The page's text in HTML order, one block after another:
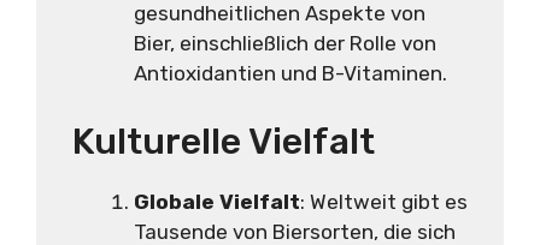
gesundheitlichen Aspekte von
Bier, einschließlich der Rolle von
Antioxidantien und B-Vitaminen.
Kulturelle Vielfalt
Globale Vielfalt: Weltweit gibt es
Tausende von Biersorten, die sich